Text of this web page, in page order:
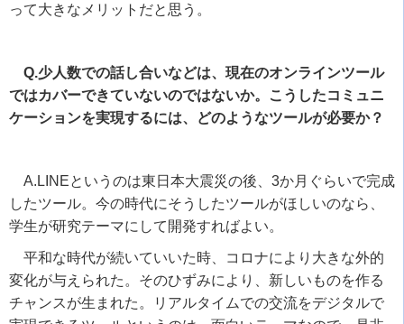
って大きなメリットだと思う。
Q.少人数での話し合いなどは、現在のオンラインツール
ではカバーできていないのではないか。こうしたコミュニ
ケーションを実現するには、どのようなツールが必要か？
A.LINEというのは東日本大震災の後、 3か月ぐらいで完成
したツール。今の時代にそうしたツールがほしいのなら、
学生が研究テーマにして開発すればよい。
平和な時代が続いていいた時、コロナにより大きな外的
変化が与えられた。そのひずみにより、新しいものを作る
チャンスが生まれた。リアルタイムでの交流をデジタルで